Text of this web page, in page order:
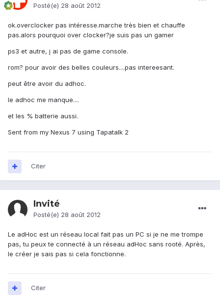
Posté(e) 28 août 2012
ok.overclocker pas intéresse.marche très bien et chauffe
pas.alors pourquoi over clocker?je suis pas un gamer
ps3 et autre, j ai pas de game console.
rom? pour avoir des belles couleurs....pas intereesant.
peut être avoir du adhoc.
le adhoc me manque....
et les % batterie aussi.
Sent from my Nexus 7 using Tapatalk 2
Citer
Invité
Posté(e) 28 août 2012
Le adHoc est un réseau local fait pas un PC si je ne me trompe
pas, tu peux te connecté à un réseau adHoc sans rooté. Après,
le créer je sais pas si cela fonctionne.
Citer